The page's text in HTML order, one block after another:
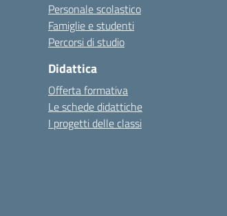
Personale scolastico
Famiglie e studenti
Percorsi di studio
Didattica
Offerta formativa
Le schede didattiche
I progetti delle classi